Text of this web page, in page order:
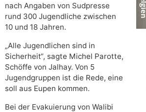
nach Angaben von Sudpresse
rund 300 Jugendliche zwischen
10 und 18 Jahren.
„Alle Jugendlichen sind in
Sicherheit“, sagte Michel Parotte,
Schöffe von Jalhay. Von 5
Jugendgruppen ist die Rede, eine
soll aus Eupen kommen.
Bei der Evakuierung von Walibi